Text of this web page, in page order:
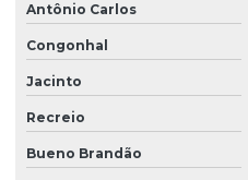
Antônio Carlos
Congonhal
Jacinto
Recreio
Bueno Brandão